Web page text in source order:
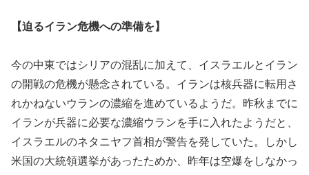
【迫るイラン危機への準備を】
今の中東ではシリアの混乱に加えて、イスラエルとイラン
の開戦の危機が懸念されている。イランは核兵器に転用さ
れかねないウランの濃縮を進めているようだ。昨秋までに
イランが兵器に必要な濃縮ウランを手に入れたようだと、
イスラエルのネタニヤフ首相が警告を発していた。しかし
米国の大統領選挙があったためか、昨年は空爆をしなかっ